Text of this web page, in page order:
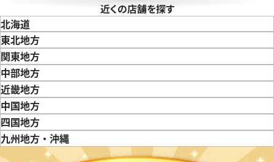
イトジャスト 41 126331 チ
字盤
クゴールド
近くの店舗を探す
北海道
東北地方
青森県岩手県
関東地方
東京都神奈川県
中部地方
新潟県富山県
近畿地方
三重県滋賀県
中国地方
鳥取県島根県
四国地方
徳島県香川県愛媛県
九州地方・沖縄
福岡県
佐賀県 長崎県 熊本県大分県宮崎県鹿児島県